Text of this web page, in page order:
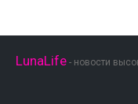
LunaLife - новости